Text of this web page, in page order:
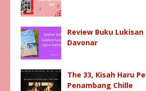
Review Buku
Davonar
The 33, Kisah Haru
Penambang Chille